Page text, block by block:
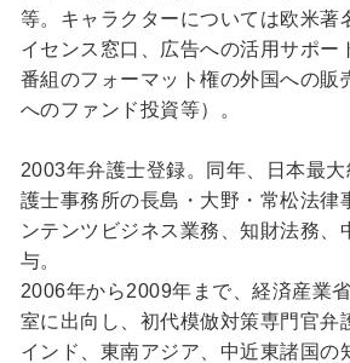
等。キャラクターについては欧米著
イセンス窓口、広告への活用サポー
番組のフォーマット権の外国への販
へのファンド投資等）。
2003年弁護士登録。同年、日本最
護士事務所の長島・大野・常松法律
ンテンツビジネス業務、知財法務、
与。
2006年から2009年まで、経済産業
室に出向し、初代模倣対策専門官弁
インド、東南アジア、中近東諸国の